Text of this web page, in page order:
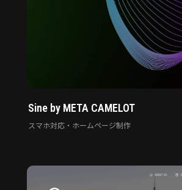
Sine by META CAMELOT
スマホ対応・ホームページ制作